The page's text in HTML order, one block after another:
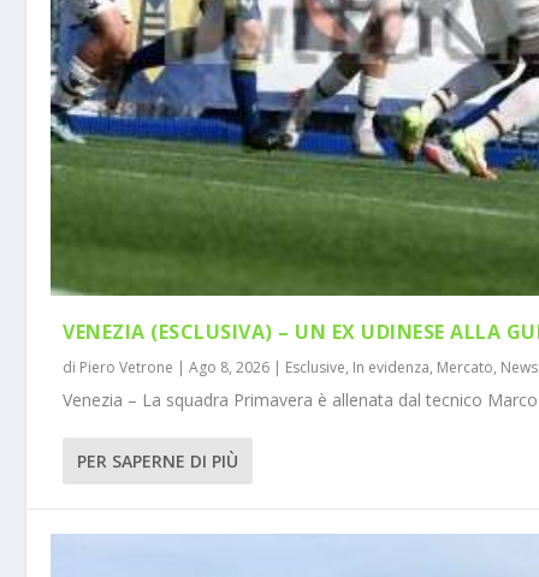
VENEZIA (ESCLUSIVA) – UN EX UDINESE ALLA
di Piero Vetrone |Ago 8, 2026 | Esclusive, In evidenza, Mercato, News
Venezia – La squadra Primavera è allenata dal tecnico
PER SAPERNE DI PIÙ